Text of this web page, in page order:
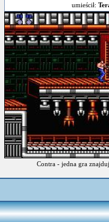
umieścił:
Contra - jedna gra